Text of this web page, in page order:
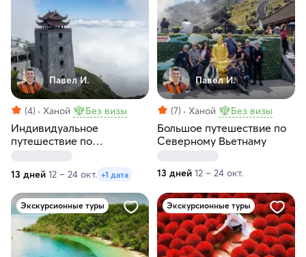
Павел И.
(4) Ханой Без визы
Индивидуальное
путешествие по
13 дней 12 – 24 окт. +1 дата
Павел И.
(7) Ханой Без визы
Большое путешествие по
Северному Вьетнаму
13 дней 12 – 24 окт.
Экскурсионные туры Экскурсионные туры